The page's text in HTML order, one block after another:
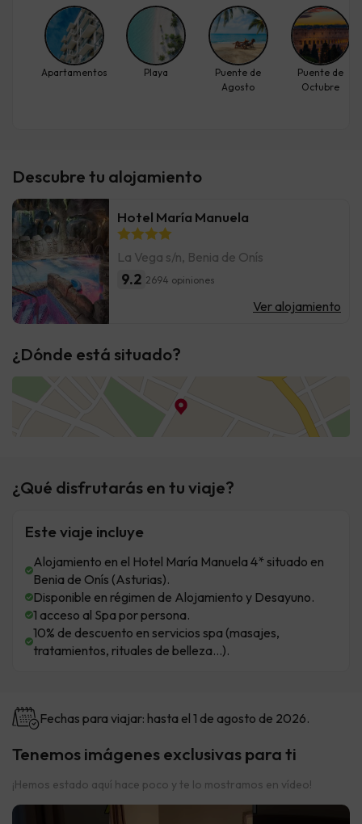
Descubre tu alojamiento
Hotel María Manuela
La Vega s/n, Benia de Onís
9.2 2694 opiniones
Ver alojamiento
¿Dónde está situado?
¿Qué disfrutarás en tu viaje?
Este viaje incluye
Alojamiento en el Hotel María Manuela 4* situado en
Benia de Onís (Asturias).
Disponible en régimen de Alojamiento y Desayuno.
1 acceso al Spa por persona.
10% de descuento en servicios spa (masajes,
tratamientos, rituales de belleza...).
Fechas para viajar: hasta el 1 de agosto de 2026.
Tenemos imágenes exclusivas para ti
¡Hemos estado aquí hace poco y te lo mostramos en vídeo!
Apartamentos Playa
Puente de
Agosto
Puente de
Octubre